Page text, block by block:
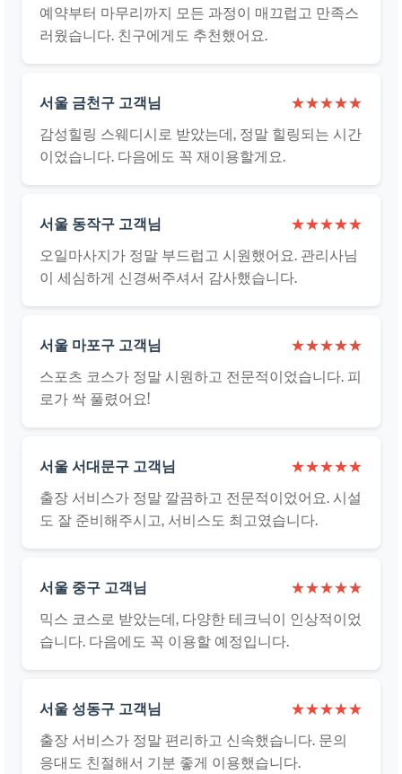
예약부터 마무리까지 모든 과정이 매끄럽고 만족스
러웠습니다. 친구에게도 추천했어요.
서울 금천구 고객님
★★★★★
감성힐링 스웨디시로 받았는데, 정말 힐링되는 시간
이었습니다. 다음에도 꼭 재이용할게요.
서울 동작구 고객님
★★★★★
오일마사지가 정말 부드럽고 시원했어요. 관리사님
이 세심하게 신경써주셔서 감사했습니다.
서울 마포구 고객님
★★★★★
스포츠 코스가 정말 시원하고 전문적이었습니다. 피
로가 싹 풀렸어요!
서울 서대문구 고객님
★★★★★
출장 서비스가 정말 깔끔하고 전문적이었어요. 시설
도 잘 준비해주시고, 서비스도 최고였습니다.
서울 중구 고객님
★★★★★
믹스 코스로 받았는데, 다양한 테크닉이 인상적이었
습니다. 다음에도 꼭 이용할 예정입니다.
서울 성동구 고객님
★★★★★
출장 서비스가 정말 편리하고 신속했습니다. 문의
응대도 친절해서 기분 좋게 이용했습니다.